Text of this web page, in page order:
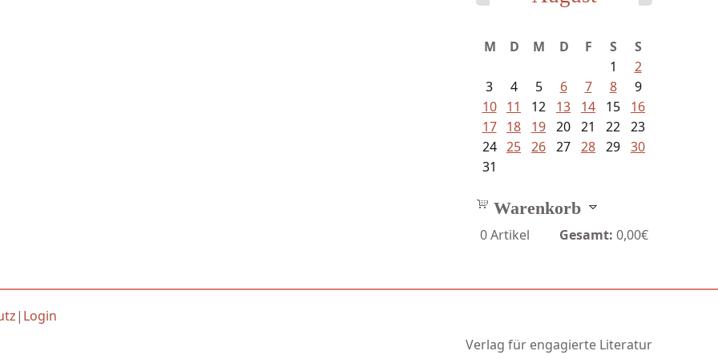
M D M D F S
S
1
2
3
4 5 6 7 8
9
10
11 12 13 14 15
16
17
18 19 20 21 22 23
24 25 26 27 28 29 30
31
Warenkorb
0Artikel Gesamt: 0,00€
| Login
Verlag für engagierte Literatur